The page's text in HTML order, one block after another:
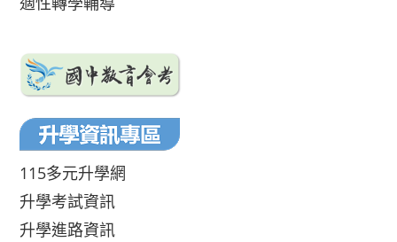
115多元升學網
升學考試資訊
升學進路資訊